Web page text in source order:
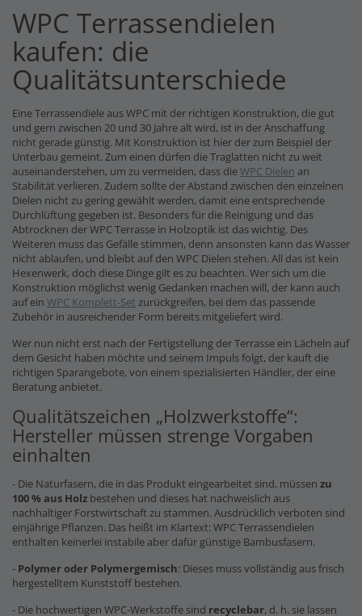
WPC Terrassendielen
kaufen: die
Qualitätsunterschiede
Eine Terrassendiele aus WPC mit der richtigen Konstruktion, die gut
und gern zwischen 20 und 30 Jahre alt wird, ist in der Anschaffung
nicht gerade günstig. Mit Konstruktion ist hier der zum Beispiel der
Unterbau gemeint. Zum einen dürfen die Traglatten nicht zu weit
auseinanderstehen, um zu vermeiden, dass dieWPC Dielen an
Stabilität verlieren. Zudem sollte der Abstand zwischen den einzelnen
Dielen nicht zu gering gewählt werden, damit eine entsprechende
Durchlüftung gegeben ist. Besonders für die Reinigung und das
Abtrocknen der WPC Terrasse in Holzoptik ist das wichtig. Des
Weiteren muss das Gefälle stimmen, denn ansonsten kann das Wasser
nicht ablaufen, und bleibt auf den WPC Dielen stehen. All das ist kein
Hexenwerk, doch diese Dinge gilt es zu beachten. Wer sich um die
Konstruktion möglichst wenig Gedanken machen will, der kann auch
auf ein WPC Komplett-Set zurückgreifen, bei dem das passende
Zubehör in ausreichender Form bereits mitgeliefert wird.
Wer nun nicht erst nach der Fertigstellung der Terrasse ein Lächeln auf
dem Gesicht haben möchte und seinem Impuls folgt, der kauft die
richtigen Sparangebote, von einem spezialisierten Händler, der eine
Beratung anbietet.
Qualitätszeichen „Holzwerkstoffe“:
Hersteller müssen strenge Vorgaben
einhalten
- Die Naturfasern, die in das Produkt eingearbeitet sind, müssen zu
100 % aus Holz bestehen und dieses hat nachweislich aus
nachhaltiger Forstwirtschaft zu stammen. Ausdrücklich verboten sind
einjährige Pflanzen. Das heißt im Klartext: WPC Terrassendielen
enthalten keinerlei instabile aber dafür günstige Bambusfasern.
- Polymer oder Polymergemisch: Dieses muss vollständig aus frisch
hergestelltem Kunststoff bestehen.
- Die hochwertigen WPC-Werkstoffe sind recyclebar, d. h. sie lassen